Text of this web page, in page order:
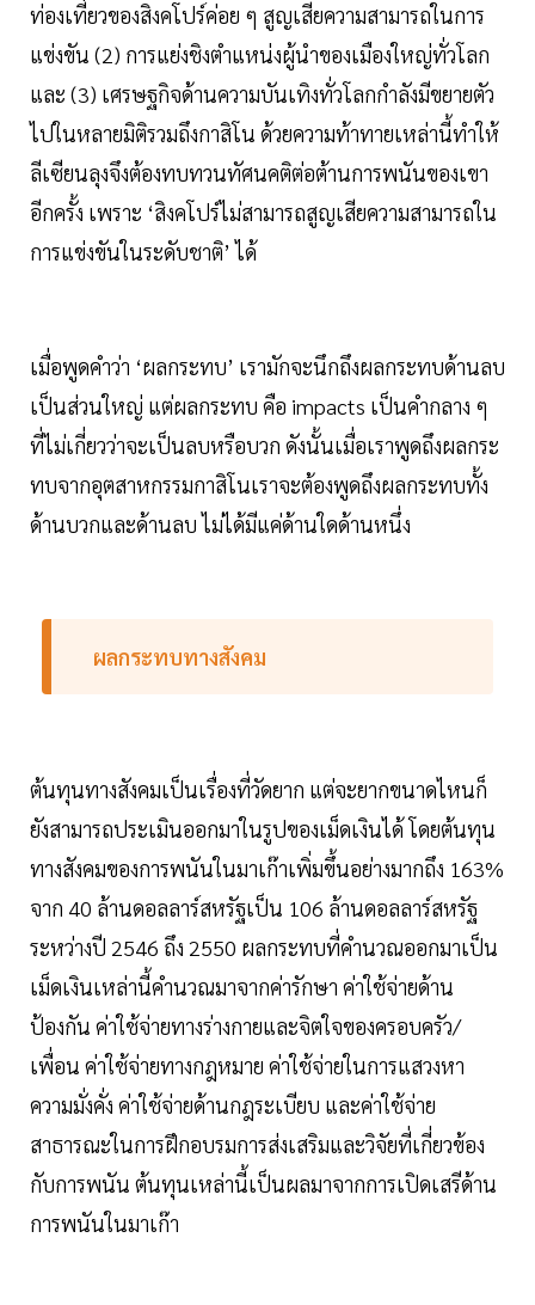
ท่องเที่ยวของสิงคโปร์ค่อย ๆ สูญเสียความสามารถในการ
แข่งขัน (2) การแย่งชิงตำแหน่งผู้นำของเมืองใหญ่ทั่วโลก
และ (3) เศรษฐกิจด้านความบันเทิงทั่วโลกกำลังมีขยายตัว
ไปในหลายมิติรวมถึงกาสิโน ด้วยความท้าทายเหล่านี้ทำให้
ลีเซียนลุงจึงต้องทบทวนทัศนคติต่อต้านการพนันของเขา
อีกครั้ง เพราะ ‘สิงคโปร์ไม่สามารถสูญเสียความสามารถใน
การแข่งขันในระดับชาติ’ ได้
เมื่อพูดคำว่า ‘ผลกระทบ’ เรามักจะนึกถึงผลกระทบด้านลบ
เป็นส่วนใหญ่ แต่ผลกระทบ คือ impacts เป็นคำกลาง ๆ
ที่ไม่เกี่ยวว่าจะเป็นลบหรือบวก ดังนั้นเมื่อเราพูดถึงผลกระ
ทบจากอุตสาหกรรมกาสิโนเราจะต้องพูดถึงผลกระทบทั้ง
ด้านบวกและด้านลบ ไม่ได้มีแค่ด้านใดด้านหนึ่ง
ผลกระทบทางสังคม
ต้นทุนทางสังคมเป็นเรื่องที่วัดยาก แต่จะยากขนาดไหนก็
ยังสามารถประเมินออกมาในรูปของเม็ดเงินได้ โดยต้นทุน
ทางสังคมของการพนันในมาเก๊าเพิ่มขึ้นอย่างมากถึง 163%
จาก 40 ล้านดอลลาร์สหรัฐเป็น 106 ล้านดอลลาร์สหรัฐ
ระหว่างปี 2546 ถึง 2550 ผลกระทบที่คำนวณออกมาเป็น
เม็ดเงินเหล่านี้คำนวณมาจากค่ารักษา ค่าใช้จ่ายด้าน
ป้องกัน ค่าใช้จ่ายทางร่างกายและจิตใจของครอบครัว/
เพื่อน ค่าใช้จ่ายทางกฎหมาย ค่าใช้จ่ายในการแสวงหา
ความมั่งคั่ง ค่าใช้จ่ายด้านกฎระเบียบ และค่าใช้จ่าย
สาธารณะในการฝึกอบรมการส่งเสริมและวิจัยที่เกี่ยวข้อง
กับการพนัน ต้นทุนเหล่านี้เป็นผลมาจากการเปิดเสรีด้าน
การพนันในมาเก๊า